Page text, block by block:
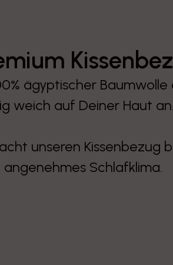
ägyptischer
weich auf Deiner Haut an.
unseren Kissenbezug
Schlafklima.